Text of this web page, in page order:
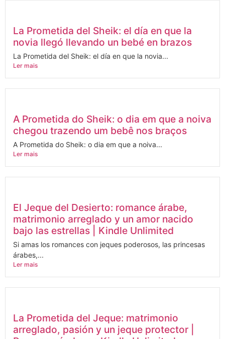
La Prometida del Sheik: el día en que la
novia llegó llevando un bebé en brazos
La Prometida del Sheik: el día en que la novia...
Ler mais
A Prometida do Sheik: o dia em que a noiva
chegou trazendo um bebê nos braços
A Prometida do Sheik: o dia em que a noiva...
Ler mais
El Jeque del Desierto: romance árabe,
matrimonio arreglado y un amor nacido
bajo las estrellas | Kindle Unlimited
Si amas los romances con jeques poderosos, las princesas
árabes,...
Ler mais
La Prometida del Jeque: matrimonio
arreglado, pasión y un jeque protector |